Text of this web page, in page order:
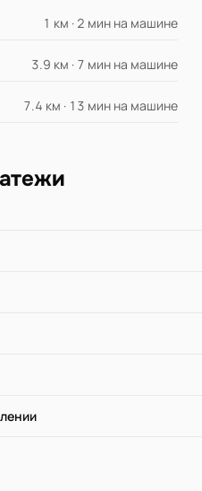
1 км · 2 мин на машине
3.9 км · 7 мин на машине
7.4 км · 13 мин на машине